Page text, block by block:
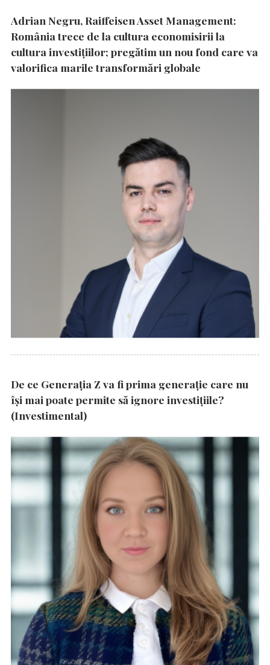
Adrian Negru, Raiffeisen Asset Management:
România trece de la cultura economisirii la
cultura investițiilor; pregătim un nou fond care va
valorifica marile transformări globale
De ce Generația Z va fi prima generație care nu
își mai poate permite să ignore investițiile?
(Investimental)